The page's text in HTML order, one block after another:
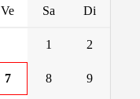
Ve Sa Di
1 2
7 8 9